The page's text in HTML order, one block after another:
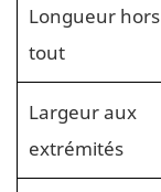
Longueur hors
tout
Largeur aux
extrémités